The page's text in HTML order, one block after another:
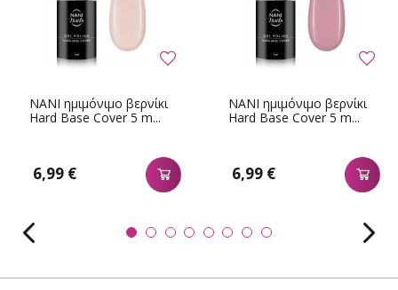
NANI ημιμόνιμο βερνίκι
Hard Base Cover 5 m...
6,99 €
NANI ημιμόνιμο βερνίκι
Hard Base Cover 5 m...
6,99 €